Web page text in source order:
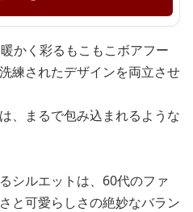
かく彩るもこもこボアフー
練されたデザインを両立させ
、まるで包み込まれるような
シルエットは、60代のファ
と可愛らしさの絶妙なバラン